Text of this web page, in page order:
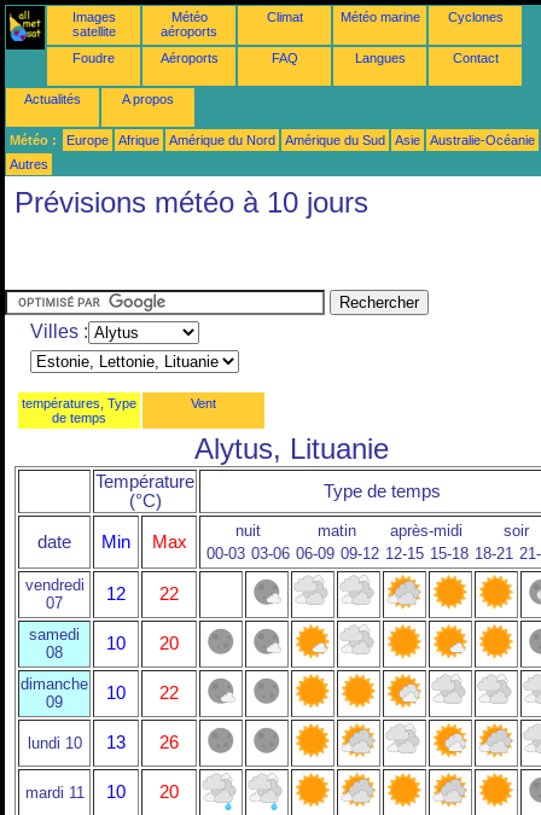
Images
satellite
Météo
aéroports
Climat Météo marine Cyclones
Foudre Aéroports FAQ Langues Contact
Actualités A propos
Météo : Europe Afrique Amérique du Nord Amérique du Sud Asie
Australie-Océanie
Autres
Prévisions météo à 10 jours
Villes :
températures, Type
de temps
Vent
Alytus, Lituanie
Température
(°C)
Type de temps
date Min Max
nuit matin après-midi
soir
00-03 03-06 06-09 09-12 12-15 15-18 18-21
vendredi
07
12 22
samedi
08
10 20
dimanche
09
10 22
lundi 10 13 26
mardi 11 10 20